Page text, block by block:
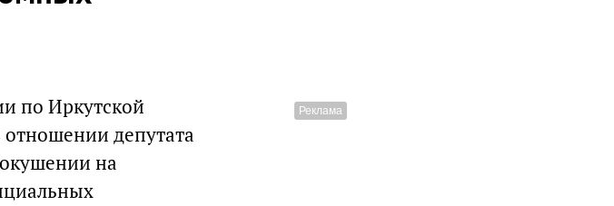
по Иркутской
отношении депутата
на